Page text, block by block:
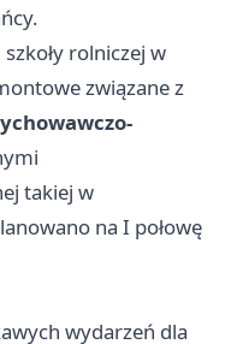
rolniczej w
związane z
takiej w
na I połowę
wydarzeń dla